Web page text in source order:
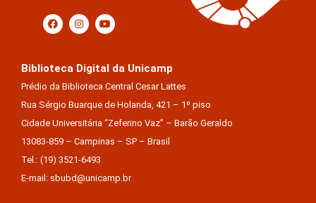
Biblioteca Digital da Unicamp
Prédio da Biblioteca Central Cesar Lattes
Rua Sérgio Buarque de Holanda, 421 – 1º piso
Cidade Universitária “Zeferino Vaz” – Barão Geraldo
13083-859 – Campinas – SP – Brasil
Tel.: (19) 3521-6493
E-mail: sbubd@unicamp.br